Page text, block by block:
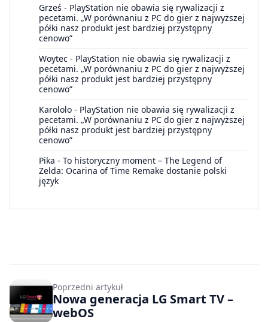
Grześ - PlayStation nie obawia się rywalizacji z
pecetami. „W porównaniu z PC do gier z najwyższej
półki nasz produkt jest bardziej przystępny
cenowo”
Woytec - PlayStation nie obawia się rywalizacji z
pecetami. „W porównaniu z PC do gier z najwyższej
półki nasz produkt jest bardziej przystępny
cenowo”
Karololo - PlayStation nie obawia się rywalizacji z
pecetami. „W porównaniu z PC do gier z najwyższej
półki nasz produkt jest bardziej przystępny
cenowo”
Pika - To historyczny moment – The Legend of
Zelda: Ocarina of Time Remake dostanie polski
język
Poprzedni artykuł
Nowa generacja LG Smart TV –
webOS